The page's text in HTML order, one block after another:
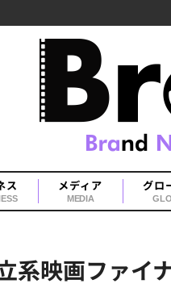
ス メディア
MEDIA
グロ
系映画ファ